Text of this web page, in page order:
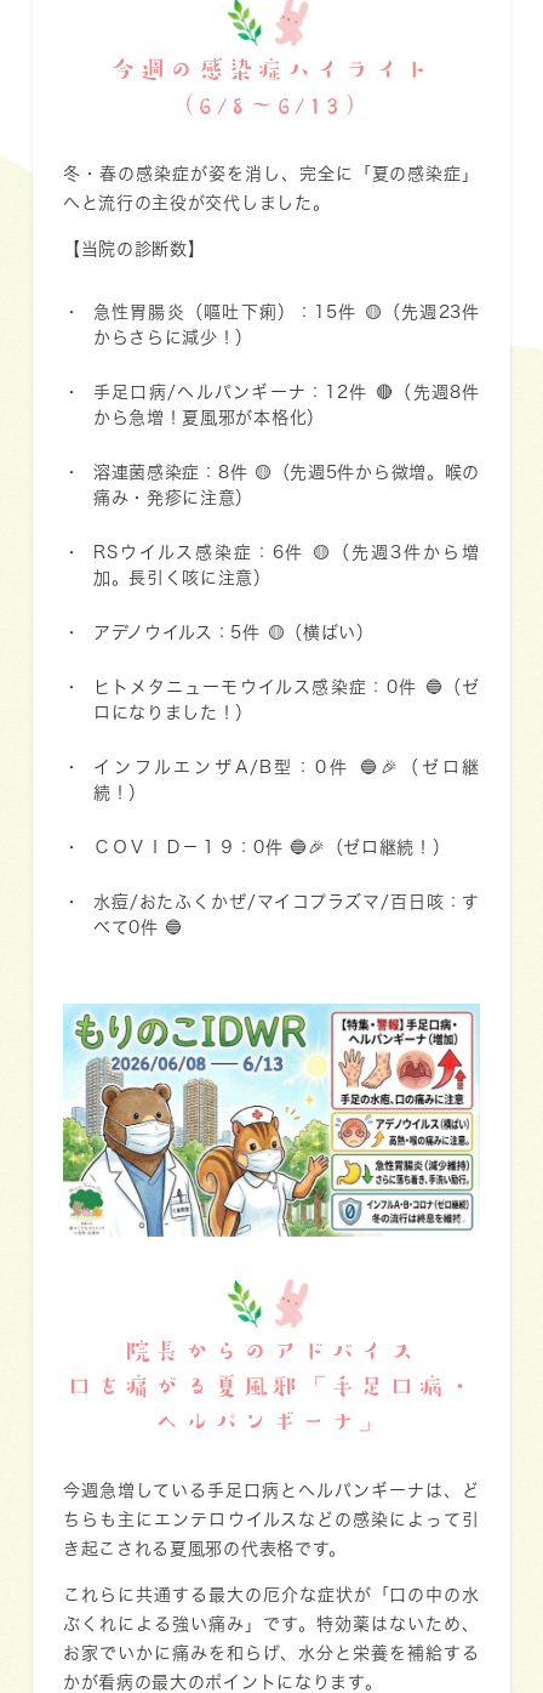
今週の感染症ハイライト
（6/8〜6/13）
冬・春の感染症が姿を消し、完全に「夏の感染症」
へと流行の主役が交代しました。
【当院の診断数】
急性胃腸炎（嘔吐下痢）：15件
🟡（先週23件
からさらに減少！）
手足口病/ヘルパンギーナ：12件 🔴（先週8件
から急増！夏風邪が本格化）
溶連菌感染症：8件 🟡（先週5件から微増。喉の
痛み・発疹に注意）
RSウイルス感染症：6件
🟡（先週3件から増
加。長引く咳に注意）
アデノウイルス：5件 🟡（横ばい）
ヒトメタニューモウイルス感染症：0件 🔵（ゼ
ロになりました！）
インフルエンザA/B型：0件
🔵🎉（ゼロ継
続！）
ＣＯＶＩＤ－１９：0件 🔵🎉（ゼロ継続！）
水痘/おたふくかぜ/マイコプラズマ/百日咳：す
べて0件 🔵
院長からのアドバイス
口を痛がる夏風邪「手足口病・
ヘルパンギーナ」
今週急増している手足口病とヘルパンギーナは、ど
ちらも主にエンテロウイルスなどの感染によって引
き起こされる夏風邪の代表格です。
これらに共通する最大の厄介な症状が「口の中の水
ぶくれによる強い痛み」です。特効薬はないため、
お家でいかに痛みを和らげ、水分と栄養を補給する
かが看病の最大のポイントになります。